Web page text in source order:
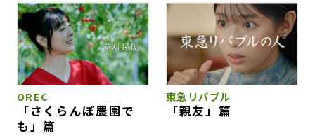
OREC
「さくらんぼ農園で
も」篇
東急リバブル
「親友」篇